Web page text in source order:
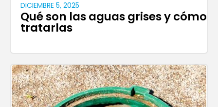
DICIEMBRE 5, 2025
Qué son las aguas grises y cómo
tratarlas